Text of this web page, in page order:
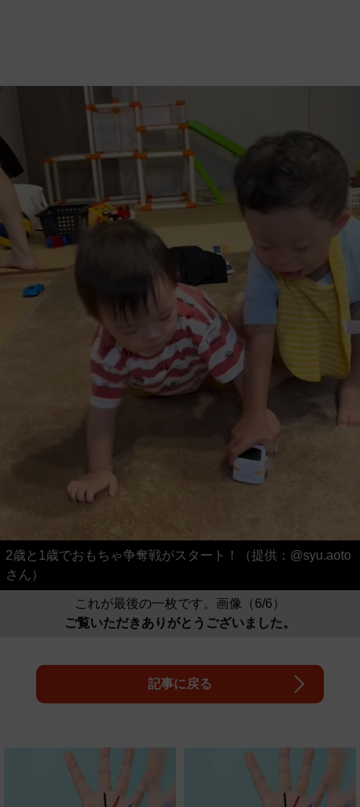
2歳と1歳でおもちゃ争奪戦がスタート！（提供：@syu.aoto
さん）
これが最後の一枚です。画像（6/6）
ご覧いただきありがとうございました。
記事に戻る